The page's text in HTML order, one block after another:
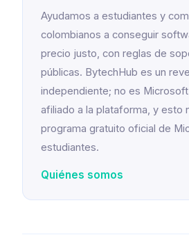
Ayudamos a estudiantes y
colombianos a conseguir
precio justo, con reglas de
públicas. BytechHub es un
independiente; no es
afiliado a la plataforma, y esto
programa gratuito oficial de
estudiantes.
Quiénes somos